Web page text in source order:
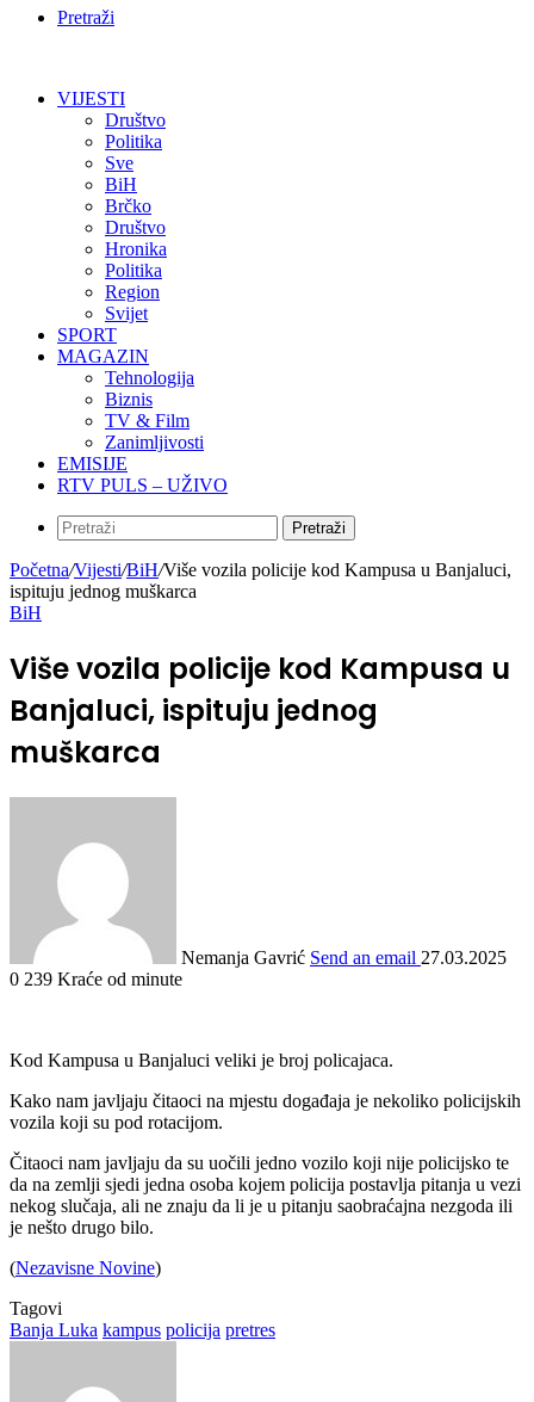
Pretraži
VIJESTI
Društvo
Politika
Sve
BiH
Brčko
Društvo
Hronika
Politika
Region
Svijet
SPORT
MAGAZIN
Tehnologija
Biznis
TV & Film
Zanimljivosti
EMISIJE
RTV PULS – UŽIVO
Pretraži
Početna/Vijesti/BiH/Više vozila policije kod Kampusa u Banjaluci,
ispituju jednog muškarca
BiH
Više vozila policije kod Kampusa u
Banjaluci, ispituju jednog
muškarca
Nemanja Gavrić Send an email 27.03.2025
0 239 Kraće od minute
Kod Kampusa u Banjaluci veliki je broj policajaca.
Kako nam javljaju čitaoci na mjestu događaja je nekoliko policijskih
vozila koji su pod rotacijom.
Čitaoci nam javljaju da su uočili jedno vozilo koji nije policijsko te
da na zemlji sjedi jedna osoba kojem policija postavlja pitanja u vezi
nekog slučaja, ali ne znaju da li je u pitanju saobraćajna nezgoda ili
je nešto drugo bilo.
(Nezavisne Novine)
Tagovi
Banja Luka kampus policija pretres